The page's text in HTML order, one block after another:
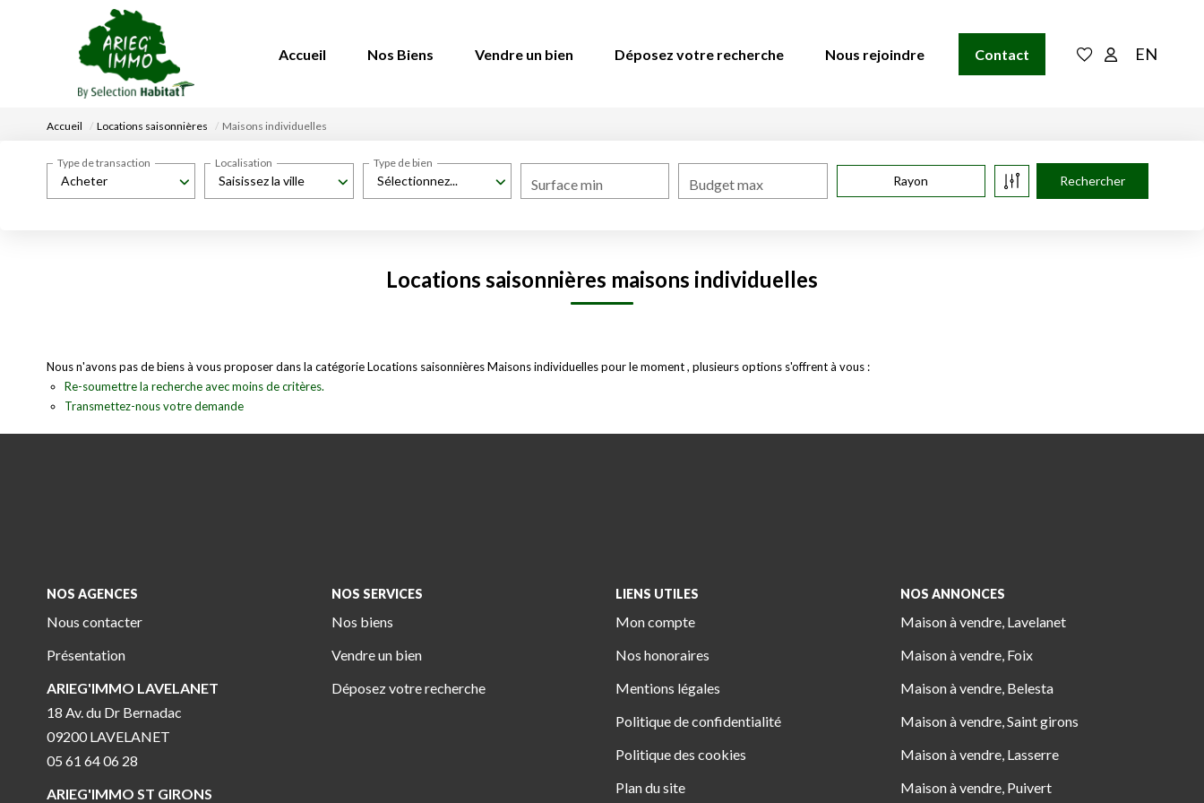
Accueil Nos Biens Vendre un bien Déposez votre recherche Nous rejoindre Contact EN
Accueil Locations saisonnières Maisons individuelles
Acheter
Type de transaction
Saisissez la ville
Localisation
Sélectionnez...
Type de bien
Surface min Budget max Rayon
Locations saisonnières maisons individuelles
Nous n'avons pas de biens à vous proposer dans la catégorie Locations saisonnières Maisons individuelles pour le moment , plusieurs options s'offrent à vous :
Re-soumettre la recherche avec moins de critères.
Transmettez-nous votre demande
NOS AGENCES
Nous contacter
Présentation
ARIEG'IMMO LAVELANET
18 Av. du Dr Bernadac
09200 LAVELANET
05 61 64 06 28
ARIEG'IMMO ST GIRONS
NOS SERVICES
Nos biens
Vendre un bien
Déposez votre recherche
LIENS UTILES
Mon compte
Nos honoraires
Mentions légales
Politique de confidentialité
Politique des cookies
Plan du site
NOS ANNONCES
Maison à vendre, Lavelanet
Maison à vendre, Foix
Maison à vendre, Belesta
Maison à vendre, Saint girons
Maison à vendre, Lasserre
Maison à vendre, Puivert